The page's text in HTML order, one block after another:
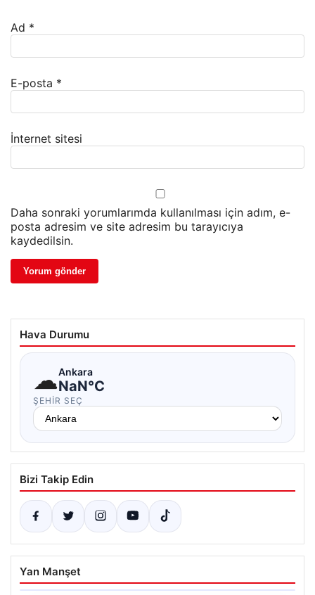
Ad *
E-posta *
İnternet sitesi
Daha sonraki yorumlarımda kullanılması için adım, e-
posta adresim ve site adresim bu tarayıcıya
kaydedilsin.
Hava Durumu
☁Ankara
NaN°C
ŞEHIR SEÇ
Bizi Takip Edin
Yan Manşet